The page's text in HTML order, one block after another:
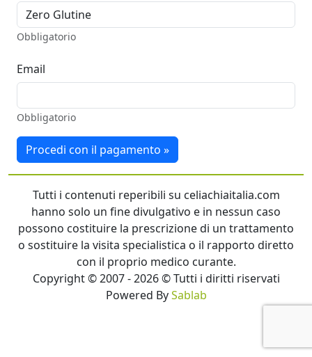
Obbligatorio
Email
Obbligatorio
Procedi con il pagamento »
Tutti i contenuti reperibili su celiachiaitalia.com
hanno solo un fine divulgativo e in nessun caso
possono costituire la prescrizione di un trattamento
o sostituire la visita specialistica o il rapporto diretto
con il proprio medico curante.
Copyright © 2007 - 2026 © Tutti i diritti riservati
Powered BySablab